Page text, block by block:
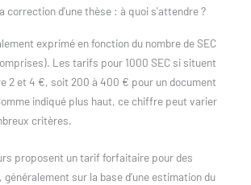
correction d'une thèse : à quoi s'attendre ?
exprimé en fonction du nombre de SEC
Les tarifs pour 1000 SEC si situent
2 et 4 €, soit 200 à 400 € pour un document
indiqué plus haut, ce chiffre peut varier
critères.
proposent un tarif forfaitaire pour des
sur la base d’une estimation du